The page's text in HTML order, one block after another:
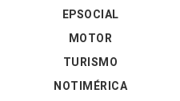
EPSOCIAL
MOTOR
TURISMO
NOTIMÉRICA